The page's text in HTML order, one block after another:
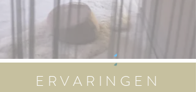
ERVARINGEN